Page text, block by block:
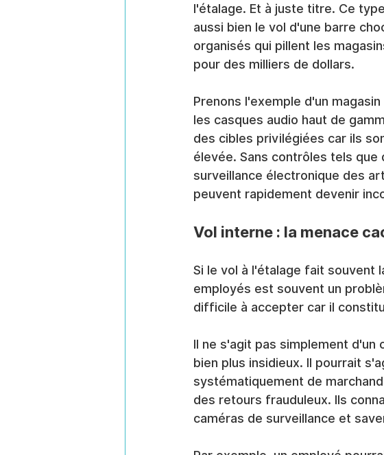
l'étalage. Et à juste titre. Ce
aussi bien le vol d'une barre
organisés qui pillent les
pour des milliers de dollars.
Prenons l'exemple d'un
les casques audio haut de
des cibles privilégiées car ils
élevée. Sans contrôles tels
surveillance électronique des
peuvent rapidement devenir
Vol interne : la menace
Si le vol à l'étalage fait souvent
employés est souvent un
difficile à accepter car il
Il ne s'agit pas simplement d'un
bien plus insidieux. Il pourrait
systématiquement de
des retours frauduleux. Ils
caméras de surveillance et